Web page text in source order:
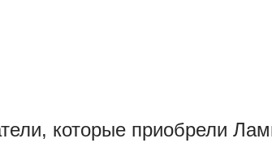
которые приобрели